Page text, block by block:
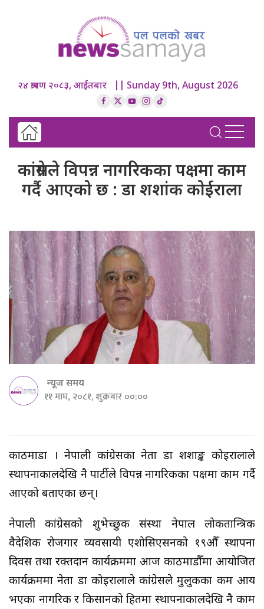
२४ श्रावण २०८३, आईतबार || Sunday 9th, August 2026
कांग्रेसले विपन्न नागरिकका पक्षमा काम
गर्दै आएको छ : डा शशांक काेईराला
न्यूज समय
११ माघ, २०८१, शुक्रबार ००:००
काठमाडौं । नेपाली कांग्रेसका नेता डा शशाङ्क कोइरालाले
स्थापनाकालदेखि नै पार्टीले विपन्न नागरिकका पक्षमा काम गर्दै
आएको बताएका छन्।
नेपाली कांग्रेसको शुभेच्छुक संस्था नेपाल लोकतान्त्रिक
वैदेशिक रोजगार व्यवसायी एशोसिएसनको १९औँ स्थापना
दिवस तथा रक्तदान कार्यक्रममा आज काठमाडौँमा आयोजित
कार्यक्रममा नेता डा कोइरालाले कांग्रेसले मुलुकका कम आय
भएका नागरिक र किसानको हितमा स्थापनाकालदेखि नै काम